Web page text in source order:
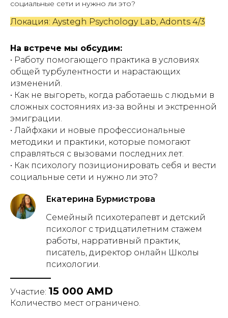
социальные сети и нужно ли это?
Локация: Aystegh Psychology Lab, Adonts 4/3
На встрече мы обсудим:
• Работу помогающего практика в условиях
общей турбулентности и нарастающих
изменений.
• Как не выгореть, когда работаешь с людьми в
сложных состояниях из-за войны и экстренной
эмиграции.
• Лайфхаки и новые профессиональные
методики и практики, которые помогают
справляться с вызовами последних лет.
• Как психологу позиционировать себя и вести
социальные сети и нужно ли это?
Екатерина Бурмистрова
Семейный психотерапевт и детский
психолог с тридцатилетним стажем
работы, нарративный практик,
писатель, директор онлайн Школы
психологии.
Участие: 15 000 AMD
Количество мест ограничено.